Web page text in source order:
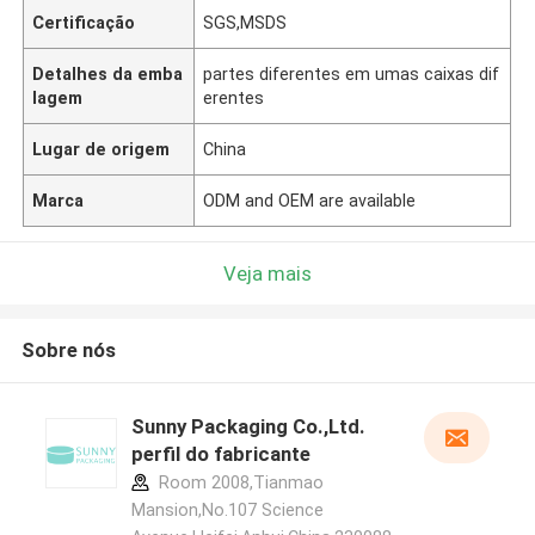
Certificação SGS,MSDS
Detalhes da emba
lagem
partes diferentes em umas caixas dif
erentes
Lugar de origem China
Marca ODM and OEM are available
Veja mais
Sobre nós
Sunny Packaging Co.,Ltd.
perfil do fabricante
Room 2008,Tianmao
Mansion,No.107 Science